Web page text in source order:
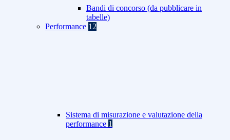
Bandi di concorso (da pubblicare in
tabelle)
Performance 12
Sistema di misurazione e valutazione della
performance 1